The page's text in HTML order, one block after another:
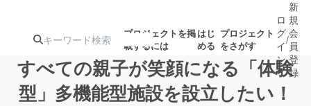
プロジェクトを掲
載するには
はじ
める
プロジェクト
をさがす
ロ
グ
イ
ン
/
新
規
会
員
登
録
すべての親子が笑顔になる「体験
型」多機能型施設を設立したい！